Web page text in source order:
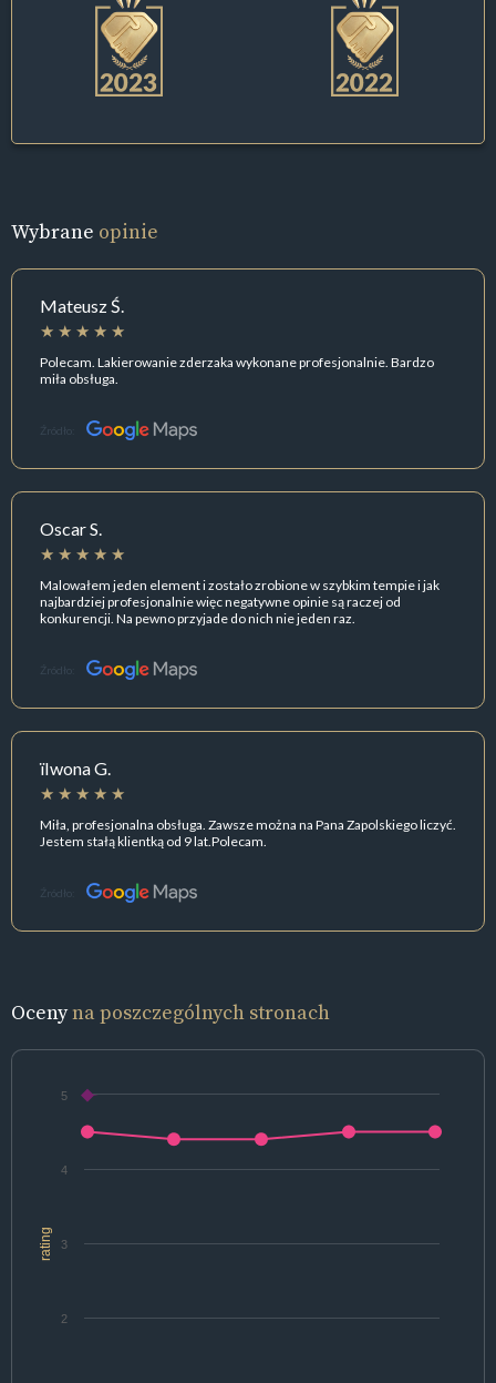
Wybrane opinie
Mateusz Ś.
Polecam. Lakierowanie zderzaka wykonane profesjonalnie. Bardzo
miła obsługa.
Źródło:
Oscar S.
Malowałem jeden element i zostało zrobione w szybkim tempie i jak
najbardziej profesjonalnie więc negatywne opinie są raczej od
konkurencji. Na pewno przyjade do nich nie jeden raz.
Źródło:
ïIwona G.
Miła, profesjonalna obsługa. Zawsze można na Pana Zapolskiego liczyć.
Jestem stałą klientką od 9 lat.Polecam.
Źródło:
Ocenyna poszczególnych stronach
rating
2
3
4
5